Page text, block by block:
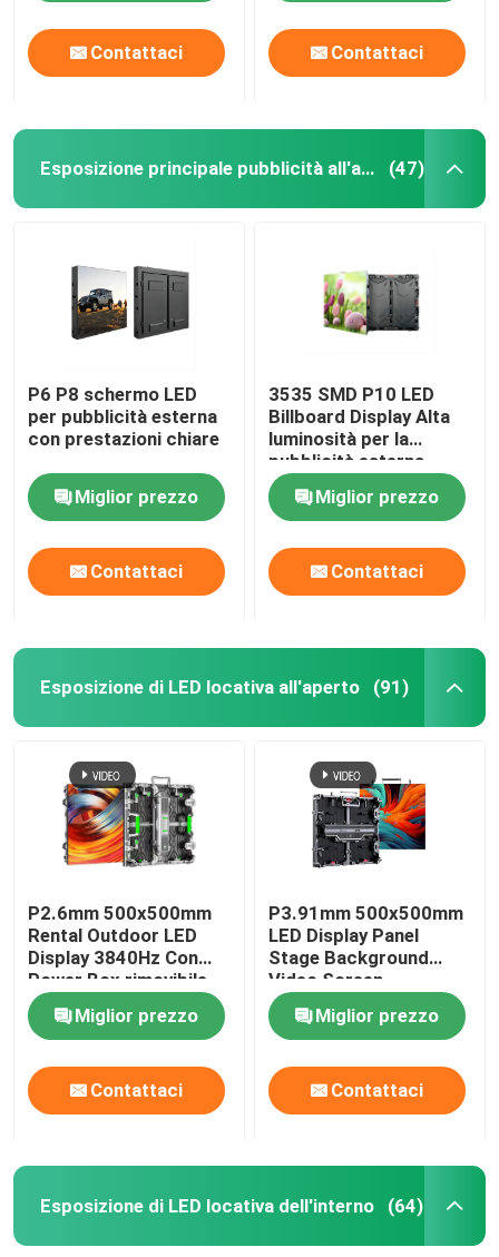
Contattaci Contattaci
Esposizione principale pubblicità all'aperto (47)
P6 P8 schermo LED
per pubblicità esterna
con prestazioni chiare
Miglior prezzo
Contattaci
3535 SMD P10 LED
Billboard Display Alta
luminosità per la
pubblicità esterna
Miglior prezzo
Contattaci
Esposizione di LED locativa all'aperto (91)
P2.6mm 500x500mm
Rental Outdoor LED
Display 3840Hz Con
Power Box rimovibile
Miglior prezzo
Contattaci
P3.91mm 500x500mm
LED Display Panel
Stage Background
Video Screen
Miglior prezzo
Contattaci
Esposizione di LED locativa dell'interno (64)